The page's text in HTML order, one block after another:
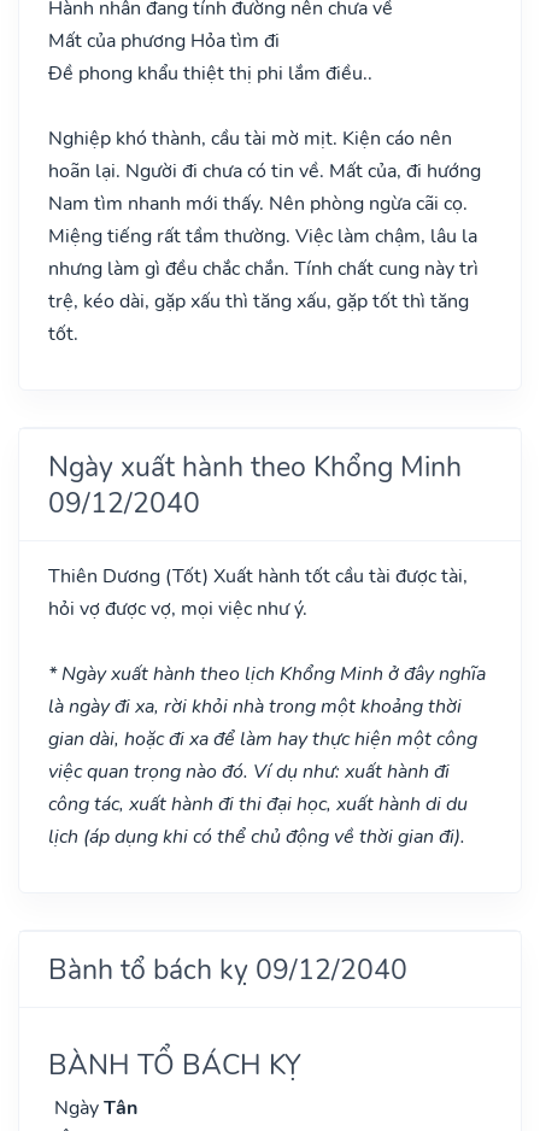
Hành nhân đang tính đường nên chưa về
Mất của phương Hỏa tìm đi
Đề phong khẩu thiệt thị phi lắm điều..
Nghiệp khó thành, cầu tài mờ mịt. Kiện cáo nên
hoãn lại. Người đi chưa có tin về. Mất của, đi hướng
Nam tìm nhanh mới thấy. Nên phòng ngừa cãi cọ.
Miệng tiếng rất tầm thường. Việc làm chậm, lâu la
nhưng làm gì đều chắc chắn. Tính chất cung này trì
trệ, kéo dài, gặp xấu thì tăng xấu, gặp tốt thì tăng
tốt.
Ngày xuất hành theo Khổng Minh
09/12/2040
Thiên Dương (Tốt) Xuất hành tốt cầu tài được tài,
hỏi vợ được vợ, mọi việc như ý.
* Ngày xuất hành theo lịch Khổng Minh ở đây nghĩa
là ngày đi xa, rời khỏi nhà trong một khoảng thời
gian dài, hoặc đi xa để làm hay thực hiện một công
việc quan trọng nào đó. Ví dụ như: xuất hành đi
công tác, xuất hành đi thi đại học, xuất hành di du
lịch (áp dụng khi có thể chủ động về thời gian đi).
Bành tổ bách kỵ 09/12/2040
BÀNH TỔ BÁCH KỴ
NgàyTân